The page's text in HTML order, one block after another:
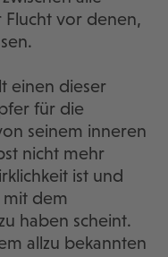
vor denen,
einen dieser
für die
seinem inneren
nicht mehr
ist und
mit dem
haben scheint.
allzu bekannten